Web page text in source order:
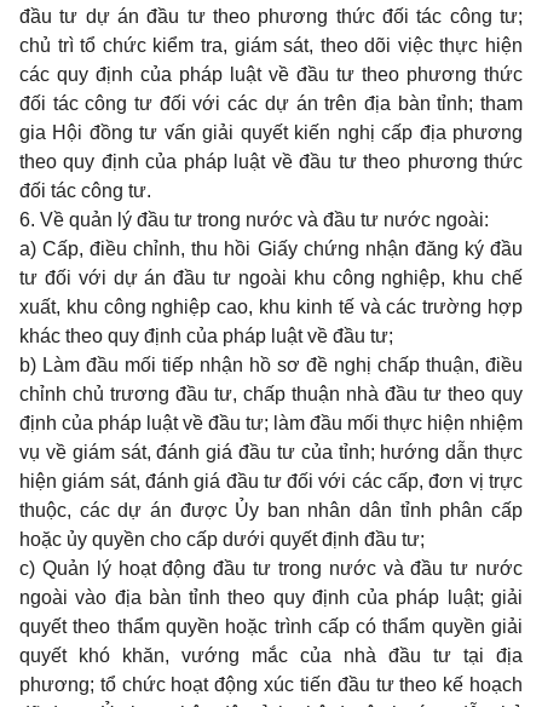
đầu tư dự án đầu tư theo phương thức đối tác công tư;
chủ trì tổ chức kiểm tra, giám sát, theo dõi việc thực hiện
các quy định của pháp luật về đầu tư theo phương thức
đối tác công tư đối với các dự án trên địa bàn tỉnh; tham
gia Hội đồng tư vấn giải quyết kiến nghị cấp địa phương
theo quy định của pháp luật về đầu tư theo phương thức
đối tác công tư.
6. Về quản lý đầu tư trong nước và đầu tư nước ngoài:
a) Cấp, điều chỉnh, thu hồi Giấy chứng nhận đăng ký đầu
tư đối với dự án đầu tư ngoài khu công nghiệp, khu chế
xuất, khu công nghiệp cao, khu kinh tế và các trường hợp
khác theo quy định của pháp luật về đầu tư;
b) Làm đầu mối tiếp nhận hồ sơ đề nghị chấp thuận, điều
chỉnh chủ trương đầu tư, chấp thuận nhà đầu tư theo quy
định của pháp luật về đầu tư; làm đầu mối thực hiện nhiệm
vụ về giám sát, đánh giá đầu tư của tỉnh; hướng dẫn thực
hiện giám sát, đánh giá đầu tư đối với các cấp, đơn vị trực
thuộc, các dự án được Ủy ban nhân dân tỉnh phân cấp
hoặc ủy quyền cho cấp dưới quyết định đầu tư;
c) Quản lý hoạt động đầu tư trong nước và đầu tư nước
ngoài vào địa bàn tỉnh theo quy định của pháp luật; giải
quyết theo thẩm quyền hoặc trình cấp có thẩm quyền giải
quyết khó khăn, vướng mắc của nhà đầu tư tại địa
phương; tổ chức hoạt động xúc tiến đầu tư theo kế hoạch